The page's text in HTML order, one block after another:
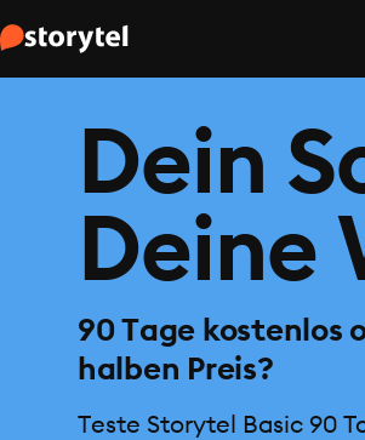
Dein
Deine
90 Tage kostenlos
halben Preis?
Teste Storytel Basic 90